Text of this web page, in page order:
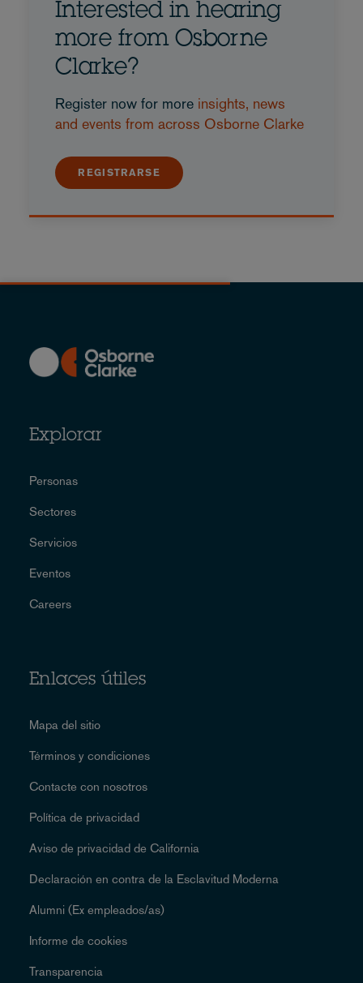
Interested in hearing
more from Osborne
Clarke?
Register now for more insights, news
and events from across Osborne Clarke
REGISTRARSE
Explorar
Personas
Sectores
Servicios
Eventos
Careers
Enlaces útiles
Mapa del sitio
Términos y condiciones
Contacte con nosotros
Política de privacidad
Aviso de privacidad de California
Declaración en contra de la Esclavitud Moderna
Alumni (Ex empleados/as)
Informe de cookies
Transparencia